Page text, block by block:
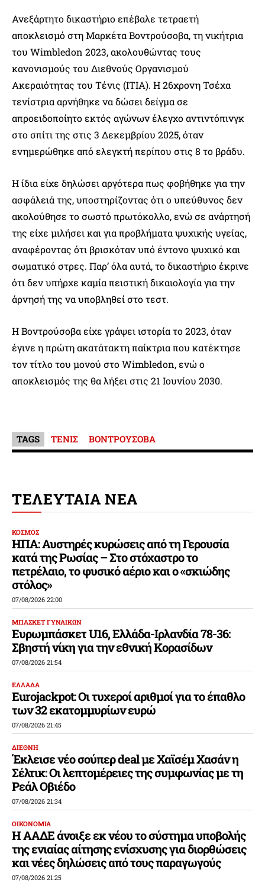
Ανεξάρτητο δικαστήριο επέβαλε τετραετή
αποκλεισμό στη Μαρκέτα Βοντρούσοβα, τη νικήτρια
του Wimbledon 2023, ακολουθώντας τους
κανονισμούς του Διεθνούς Οργανισμού
Ακεραιότητας του Τένις (ITIA). Η 26χρονη Τσέχα
τενίστρια αρνήθηκε να δώσει δείγμα σε
απροειδοποίητο εκτός αγώνων έλεγχο αντιντόπινγκ
στο σπίτι της στις 3 Δεκεμβρίου 2025, όταν
ενημερώθηκε από ελεγκτή περίπου στις 8 το βράδυ.
Η ίδια είχε δηλώσει αργότερα πως φοβήθηκε για την
ασφάλειά της, υποστηρίζοντας ότι ο υπεύθυνος δεν
ακολούθησε το σωστό πρωτόκολλο, ενώ σε ανάρτησή
της είχε μιλήσει και για προβλήματα ψυχικής υγείας,
αναφέροντας ότι βρισκόταν υπό έντονο ψυχικό και
σωματικό στρες. Παρ’ όλα αυτά, το δικαστήριο έκρινε
ότι δεν υπήρχε καμία πειστική δικαιολογία για την
άρνησή της να υποβληθεί στο τεστ.
Η Βοντρούσοβα είχε γράψει ιστορία το 2023, όταν
έγινε η πρώτη ακατάτακτη παίκτρια που κατέκτησε
τον τίτλο του μονού στο Wimbledon, ενώ ο
αποκλεισμός της θα λήξει στις 21 Ιουνίου 2030.
TAGS ΤΕΝΙΣ ΒΟΝΤΡΟΥΣΟΒΑ
ΤΕΛΕΥΤΑΙΑ ΝΕΑ
ΚΟΣΜΟΣ
ΗΠΑ: Αυστηρές κυρώσεις από τη Γερουσία
κατά της Ρωσίας – Στο στόχαστρο το
πετρέλαιο, το φυσικό αέριο και ο «σκιώδης
στόλος»
07/08/2026 22:00
ΜΠΑΣΚΕΤ ΓΥΝΑΙΚΩΝ
Ευρωμπάσκετ U16, Ελλάδα-Ιρλανδία 78-36:
Σβηστή νίκη για την εθνική Κορασίδων
07/08/2026 21:54
ΕΛΛΑΔΑ
Eurojackpot: Οι τυχεροί αριθμοί για το έπαθλο
των 32 εκατομμυρίων ευρώ
07/08/2026 21:45
ΔΙΕΘΝΗ
Έκλεισε νέο σούπερ deal με Χαϊσέμ Χασάν η
Σέλτικ: Οι λεπτομέρειες της συμφωνίας με τη
Ρεάλ Οβιέδο
07/08/2026 21:34
ΟΙΚΟΝΟΜΙΑ
Η ΑΑΔΕ άνοιξε εκ νέου το σύστημα υποβολής
της ενιαίας αίτησης ενίσχυσης για διορθώσεις
και νέες δηλώσεις από τους παραγωγούς
07/08/2026 21:25